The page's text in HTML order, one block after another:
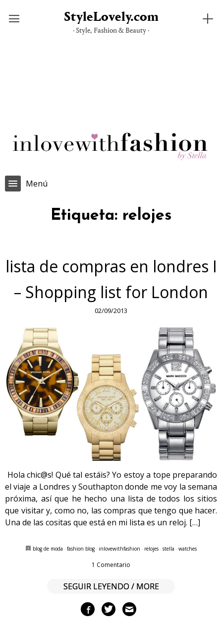
StyleLovely.com
· Style, Fashion & Beauty ·
Menú
Etiqueta: relojes
lista de compras en londres I
– Shopping list for London
02/09/2013
Hola chic@s! Qué tal estáis? Yo estoy a tope preparando
el viaje a Londres y Southapton donde me voy la semana
próxima, así que he hecho una lista de todos los sitios
que visitar y, como no, las compras que tengo que hacer.
Una de las cositas que está en mi lista es un reloj. […]
blog de moda · fashion blog · inlovewithfashion · relojes · stella · watches
1 Comentario
SEGUIR LEYENDO / MORE